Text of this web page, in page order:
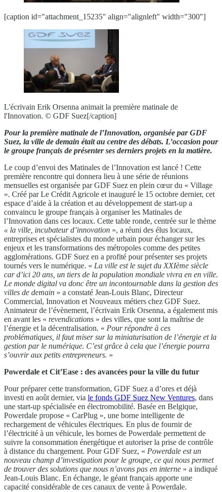
[caption id="attachment_15235" align="alignleft" width="300"]
L'écrivain Erik Orsenna animait la première matinale de
l'Innovation. © GDF Suez[/caption]
Pour la première matinale de l’Innovation, organisée par GDF
Suez, la ville de demain était au centre des débats. L’occasion pour
le groupe français de présenter ses derniers projets en la matière.
Le coup d’envoi des Matinales de l’Innovation est lancé ! Cette
première rencontre qui donnera lieu à une série de réunions
mensuelles est organisée par GDF Suez en plein cœur du « Village
». Créé par Le Crédit Agricole et inauguré le 15 octobre dernier, cet
espace d’aide à la création et au développement de start-up a
convaincu le groupe français à organiser les Matinales de
l’Innovation dans ces locaux. Cette table ronde, centrée sur le thème
« la ville, incubateur d’innovation », a réuni des élus locaux,
entreprises et spécialistes du monde urbain pour échanger sur les
enjeux et les transformations des métropoles comme des petites
agglomérations. GDF Suez en a profité pour présenter ses projets
tournés vers le numérique. « La ville est le sujet du XXIème siècle
car d’ici 20 ans, un tiers de la population mondiale vivra en en ville.
Le monde digital va donc être un incontournable dans la gestion des
villes de demain » a constaté Jean-Louis Blanc, Directeur
Commercial, Innovation et Nouveaux métiers chez GDF Suez.
Animateur de l’évènement, l’écrivain Erik Orsenna, a également mis
en avant les « revendications » des villes, que sont la maîtrise de
l’énergie et la décentralisation. « Pour répondre à ces
problématiques, il faut miser sur la miniaturisation de l’énergie et la
gestion par le numérique. C’est grâce à cela que l’énergie pourra
s’ouvrir aux petits entrepreneurs. »
Powerdale et Cit’Ease : des avancées pour la ville du futur
Pour préparer cette transformation, GDF Suez a d’ores et déjà
investi en août dernier, via le fonds GDF Suez New Ventures, dans
une start-up spécialisée en électromobilité. Basée en Belgique,
Powerdale propose « CarPlug », une borne intelligente de
rechargement de véhicules électriques. En plus de fournir de
l’électricité à un véhicule, les bornes de Powerdale permettent de
suivre la consommation énergétique et autoriser la prise de contrôle
à distance du chargement. Pour GDF Suez, « Powerdale est un
nouveau champ d’investigation pour le groupe, ce qui nous permet
de trouver des solutions que nous n’avons pas en interne » a indiqué
Jean-Louis Blanc. En échange, le géant français apporte une
capacité considérable de ces canaux de vente à Powerdale.